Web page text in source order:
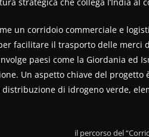
un corridoio commerciale e
facilitare il trasporto delle merci
paesi come la Giordania
Un aspetto chiave del
di idrogeno verde,
il percorso del